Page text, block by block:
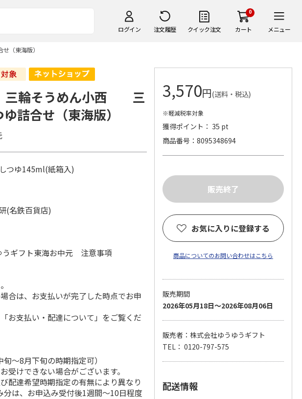
ログイン 注文履歴 クイック注文
0
カート メニュー
（東海版）
三輪そうめん小西 三
詰合せ（東海版）
つゆ145ml(紙箱入)
(名鉄百貨店)
ギフト東海お中元 注意事項
合は、お支払いが完了した時点でお申
お支払い・配達について」をご覧くだ
～8月下旬の時期指定可）
けできない場合がございます。
配達希望時期指定の有無により異なり
分は、お申込み受付後1週間～10日程度
3,570円(送料・税込)
※軽減税率対象
獲得ポイント： 35 pt
商品番号
8095348694
お気に入りに登録する
商品についてのお問い合わせはこちら
販売期間
2026年05月18日～2026年08月06日
販売者：株式会社ゆうゆうギフト
TEL： 0120-797-575
配送情報